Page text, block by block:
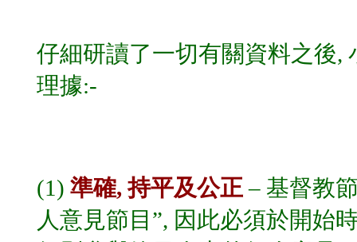
仔細研讀了一切有關資料之後,
理據:-
(1) 準確, 持平及公正– 基督教
人意見節目”, 因此必須於開始